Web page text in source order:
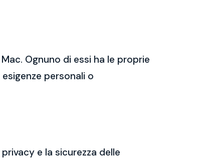
Ognuno di essi ha le proprie
personali o
e la sicurezza delle